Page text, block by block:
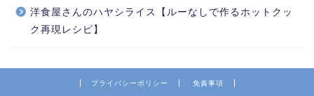
洋食屋さんのハヤシライス【ルーなしで作るホットクッ
ク再現レシピ】
プライバシーポリシー 免責事項